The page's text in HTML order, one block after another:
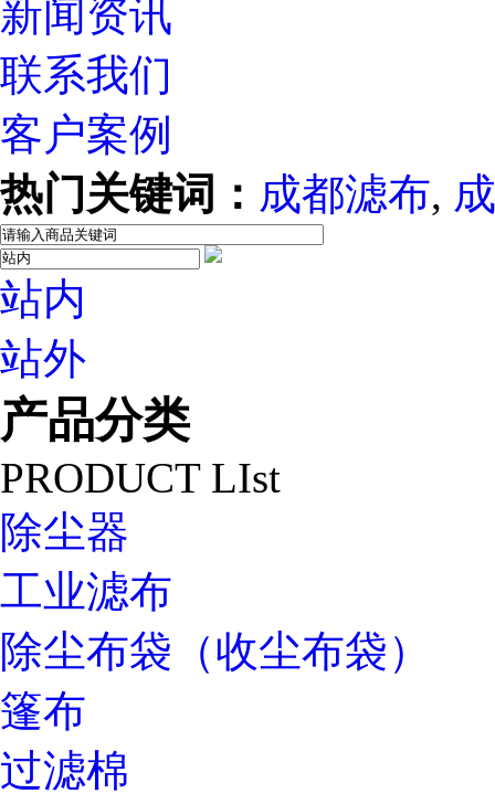
新闻资讯
联系我们
客户案例
热门关键词： 成都滤布,
站内
站外
产品分类
PRODUCT LIst
除尘器
工业滤布
除尘布袋（收尘布袋）
篷布
过滤棉